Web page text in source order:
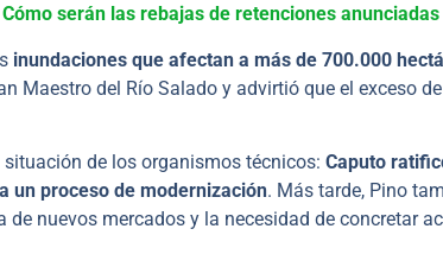
Cómo serán las rebajas de retenciones
inundaciones que afectan a más de 700.000
Maestro del Río Salado y advirtió que el exceso
de los organismos técnicos: Caputo
un proceso de modernización. Más tarde, Pino
de nuevos mercados y la necesidad de concretar